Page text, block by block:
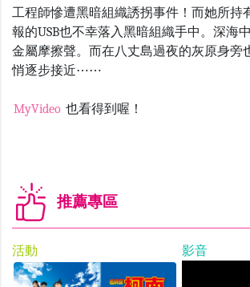
工程師慘遭黑暗組織誘拐事件！而她所持
報的USB也不幸落入黑暗組織手中。深海
金屬摩擦聲。而在八丈島過夜的灰原身旁
悄逐步接近⋯⋯
MyVideo 也看得到喔！
推薦專區
活動 影音